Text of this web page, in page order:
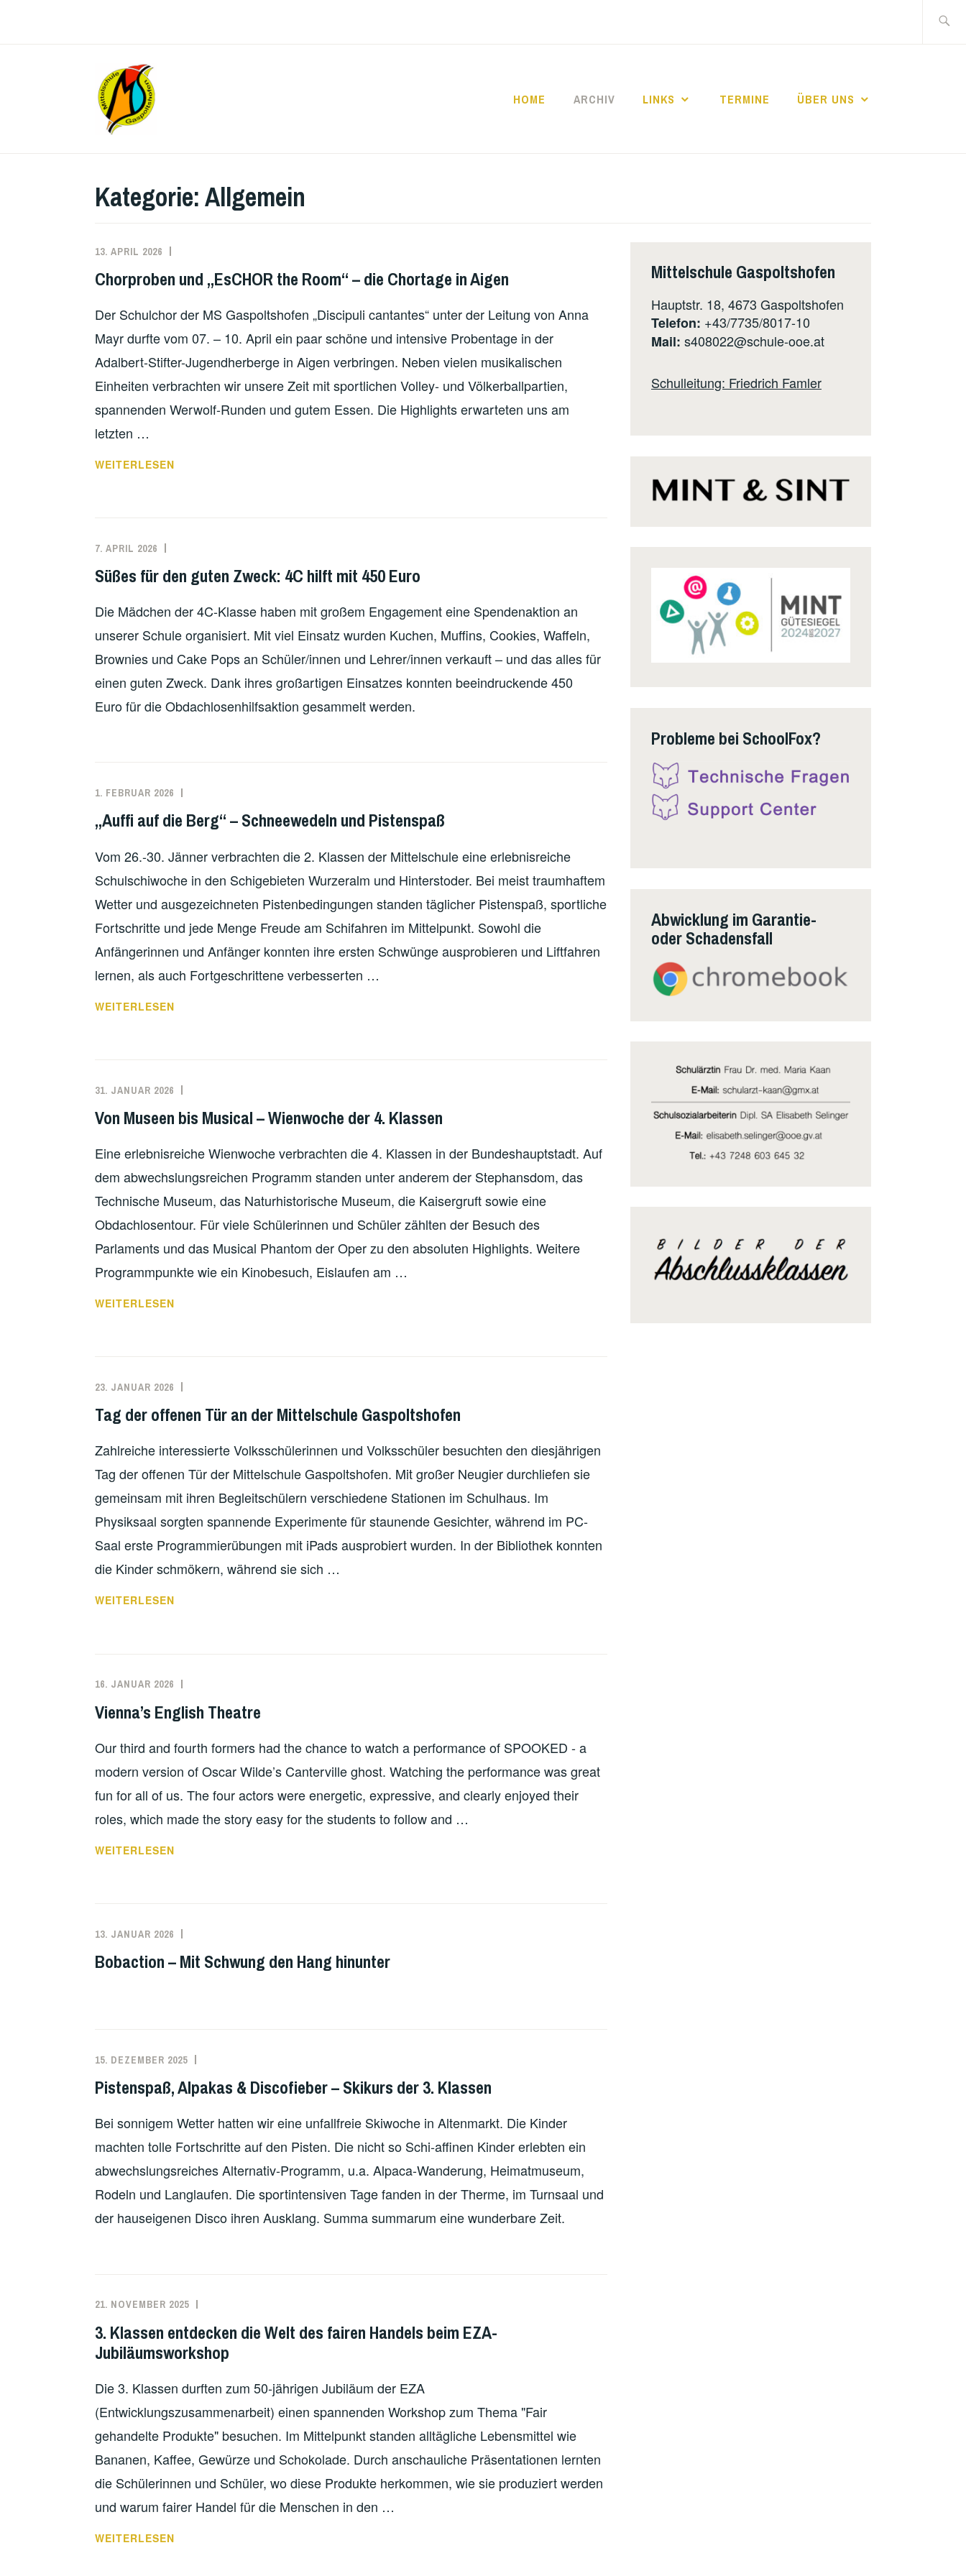
nach:
HOME ARCHIV LINKS TERMINE ÜBER UNS
Kategorie:Allgemein
13. APRIL 2026
Chorproben und „EsCHOR the Room“ – die Chortage in Aigen
Der Schulchor der MS Gaspoltshofen „Discipuli cantantes“ unter der Leitung von Anna
Mayr durfte vom 07. – 10. April ein paar schöne und intensive Probentage in der
Adalbert-Stifter-Jugendherberge in Aigen verbringen. Neben vielen musikalischen
Einheiten verbrachten wir unsere Zeit mit sportlichen Volley- und Völkerballpartien,
spannenden Werwolf-Runden und gutem Essen. Die Highlights erwarteten uns am
letzten …
CHORPROBEN
–
DIE
IN
AIGEN
WEITERLESEN
7. APRIL 2026
Süßes für den guten Zweck: 4C hilft mit 450 Euro
Die Mädchen der 4C-Klasse haben mit großem Engagement eine Spendenaktion an
unserer Schule organisiert. Mit viel Einsatz wurden Kuchen, Muffins, Cookies, Waffeln,
Brownies und Cake Pops an Schüler/innen und Lehrer/innen verkauft – und das alles für
einen guten Zweck. Dank ihres großartigen Einsatzes konnten beeindruckende 450
Euro für die Obdachlosenhilfsaktion gesammelt werden.
1. FEBRUAR 2026
„Auffi auf die Berg“ – Schneewedeln und Pistenspaß
Vom 26.-30. Jänner verbrachten die 2. Klassen der Mittelschule eine erlebnisreiche
Schulschiwoche in den Schigebieten Wurzeralm und Hinterstoder. Bei meist traumhaftem
Wetter und ausgezeichneten Pistenbedingungen standen täglicher Pistenspaß, sportliche
Fortschritte und jede Menge Freude am Schifahren im Mittelpunkt. Sowohl die
Anfängerinnen und Anfänger konnten ihre ersten Schwünge ausprobieren und Liftfahren
lernen, als auch Fortgeschrittene verbesserten …
„AUFFI
SCHNEEWEDELN
UND
WEITERLESEN
31. JANUAR 2026
Von Museen bis Musical – Wienwoche der 4. Klassen
Eine erlebnisreiche Wienwoche verbrachten die 4. Klassen in der Bundeshauptstadt. Auf
dem abwechslungsreichen Programm standen unter anderem der Stephansdom, das
Technische Museum, das Naturhistorische Museum, die Kaisergruft sowie eine
Obdachlosentour. Für viele Schülerinnen und Schüler zählten der Besuch des
Parlaments und das Musical Phantom der Oper zu den absoluten Highlights. Weitere
Programmpunkte wie ein Kinobesuch, Eislaufen am …
VON
DER
KLASSEN
WEITERLESEN
23. JANUAR 2026
Tag der offenen Tür an der Mittelschule Gaspoltshofen
Zahlreiche interessierte Volksschülerinnen und Volksschüler besuchten den diesjährigen
Tag der offenen Tür der Mittelschule Gaspoltshofen. Mit großer Neugier durchliefen sie
gemeinsam mit ihren Begleitschülern verschiedene Stationen im Schulhaus. Im
Physiksaal sorgten spannende Experimente für staunende Gesichter, während im PC-
Saal erste Programmierübungen mit iPads ausprobiert wurden. In der Bibliothek konnten
die Kinder schmökern, während sie sich …
TAG
MITTELSCHULE
WEITERLESEN
16. JANUAR 2026
Vienna’s English Theatre
Our third and fourth formers had the chance to watch a performance of SPOOKED - a
modern version of Oscar Wilde’s Canterville ghost. Watching the performance was great
fun for all of us. The four actors were energetic, expressive, and clearly enjoyed their
roles, which made the story easy for the students to follow and …
VIENNA’S
WEITERLESEN
13. JANUAR 2026
Bobaction – Mit Schwung den Hang hinunter
15. DEZEMBER 2025
Pistenspaß, Alpakas & Discofieber – Skikurs der 3. Klassen
Bei sonnigem Wetter hatten wir eine unfallfreie Skiwoche in Altenmarkt. Die Kinder
machten tolle Fortschritte auf den Pisten. Die nicht so Schi-affinen Kinder erlebten ein
abwechslungsreiches Alternativ-Programm, u.a. Alpaca-Wanderung, Heimatmuseum,
Rodeln und Langlaufen. Die sportintensiven Tage fanden in der Therme, im Turnsaal und
der hauseigenen Disco ihren Ausklang. Summa summarum eine wunderbare Zeit.
21. NOVEMBER 2025
3. Klassen entdecken die Welt des fairen Handels beim EZA-
Jubiläumsworkshop
Die 3. Klassen durften zum 50-jährigen Jubiläum der EZA
(Entwicklungszusammenarbeit) einen spannenden Workshop zum Thema "Fair
gehandelte Produkte" besuchen. Im Mittelpunkt standen alltägliche Lebensmittel wie
Bananen, Kaffee, Gewürze und Schokolade. Durch anschauliche Präsentationen lernten
die Schülerinnen und Schüler, wo diese Produkte herkommen, wie sie produziert werden
und warum fairer Handel für die Menschen in den …
3.
WEITERLESEN
Mittelschule Gaspoltshofen
Hauptstr. 18, 4673 Gaspoltshofen
Telefon: +43/7735/8017-10
Mail: s408022@schule-ooe.at
Schulleitung: Friedrich Famler
Probleme bei SchoolFox?
Abwicklung im Garantie-
oder Schadensfall